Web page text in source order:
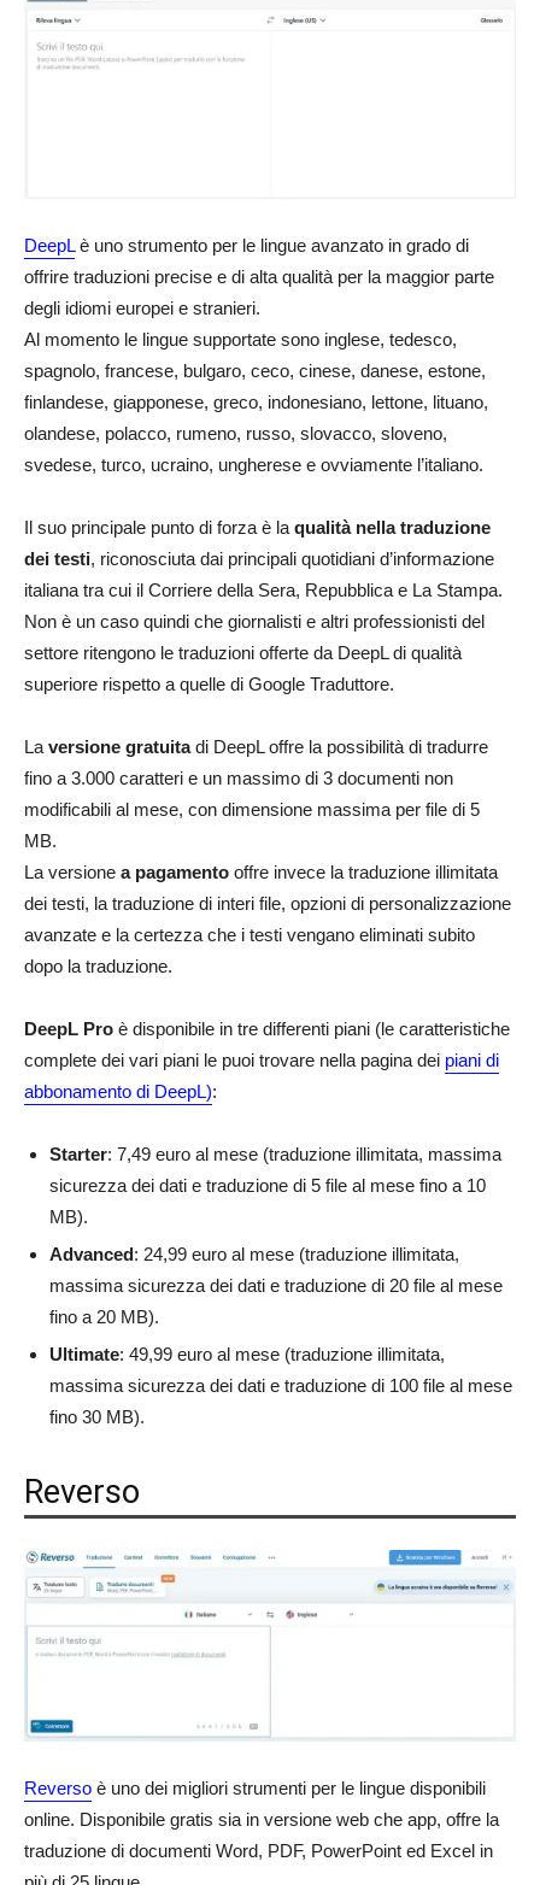
DeepLè uno strumento per le lingue avanzato in grado di
offrire traduzioni precise e di alta qualità per la maggior parte
degli idiomi europei e stranieri.
Al momento le lingue supportate sono inglese, tedesco,
spagnolo, francese, bulgaro, ceco, cinese, danese, estone,
finlandese, giapponese, greco, indonesiano, lettone, lituano,
olandese, polacco, rumeno, russo, slovacco, sloveno,
svedese, turco, ucraino, ungherese e ovviamente l’italiano.
Il suo principale punto di forza è la qualità nella traduzione
dei testi, riconosciuta dai principali quotidiani d’informazione
italiana tra cui il Corriere della Sera, Repubblica e La Stampa.
Non è un caso quindi che giornalisti e altri professionisti del
settore ritengono le traduzioni offerte da DeepL di qualità
superiore rispetto a quelle di Google Traduttore.
La versione gratuitadi DeepL offre la possibilità di tradurre
fino a 3.000 caratteri e un massimo di 3 documenti non
modificabili al mese, con dimensione massima per file di 5
MB.
La versione a pagamento offre invece la traduzione illimitata
dei testi, la traduzione di interi file, opzioni di personalizzazione
avanzate e la certezza che i testi vengano eliminati subito
dopo la traduzione.
DeepL Pro è disponibile in tre differenti piani (le caratteristiche
complete dei vari piani le puoi trovare nella pagina dei piani di
abbonamento di DeepL):
Starter: 7,49 euro al mese (traduzione illimitata, massima
sicurezza dei dati e traduzione di 5 file al mese fino a 10
MB).
Advanced: 24,99 euro al mese (traduzione illimitata,
massima sicurezza dei dati e traduzione di 20 file al mese
fino a 20 MB).
Ultimate: 49,99 euro al mese (traduzione illimitata,
massima sicurezza dei dati e traduzione di 100 file al mese
fino 30 MB).
Reverso
Reverso è uno dei migliori strumenti per le lingue disponibili
online. Disponibile gratis sia in versione web che app, offre la
traduzione di documenti Word, PDF, PowerPoint ed Excel in